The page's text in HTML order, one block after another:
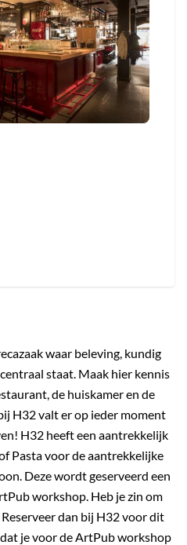
waar beleving, kundig
staat. Maak hier kennis
de huiskamer en de
H32 valt er op ieder moment
H32 heeft een aantrekkelijk
Pasta voor de aantrekkelijke
Deze wordt geserveerd een
workshop. Heb je zin om
dan bij H32 voor dit
je voor de ArtPub workshop